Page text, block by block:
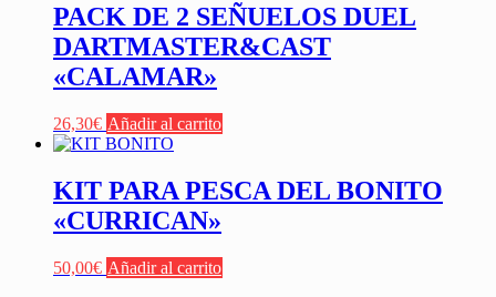
PACK DE 2 SEÑUELOS DUEL
DARTMASTER&CAST
«CALAMAR»
26,30€ Añadir al carrito
KIT PARA PESCA DEL BONITO
«CURRICAN»
50,00€ Añadir al carrito